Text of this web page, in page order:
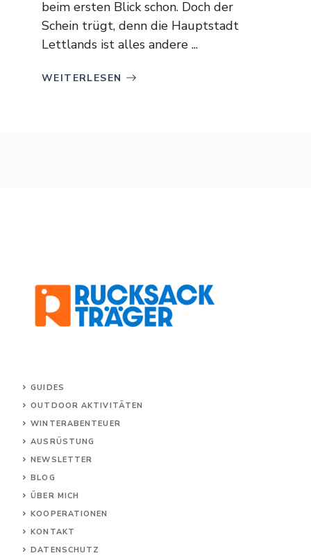
beim ersten Blick schon. Doch der
Schein trügt, denn die Hauptstadt
Lettlands ist alles andere ...
WEITERLESEN
GUIDES
OUTDOOR AKTIVITÄTEN
WINTERABENTEUER
AUSRÜSTUNG
NEWSLETTER
BLOG
ÜBER MICH
KOOPERATIONEN
KONTAKT
DATENSCHUTZ